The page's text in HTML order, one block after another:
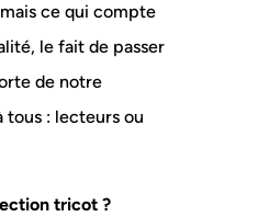
ce qui compte
le fait de passer
de notre
tous : lecteurs ou
tricot ?